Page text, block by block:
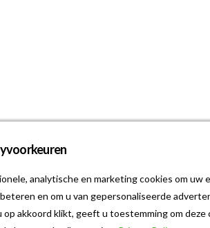
analytische en marketing cookies om uw
en om u van gepersonaliseerde
op akkoord klikt, geeft u toestemming om deze